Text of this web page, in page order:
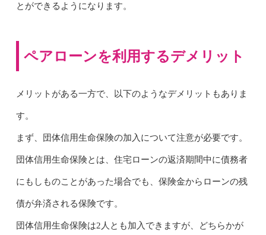
とができるようになります。
ペアローンを利用するデメリット
メリットがある一方で、以下のようなデメリットもありま
す。
まず、団体信用生命保険の加入について注意が必要です。
団体信用生命保険とは、住宅ローンの返済期間中に債務者
にもしものことがあった場合でも、保険金からローンの残
債が弁済される保険です。
団体信用生命保険は2人とも加入できますが、どちらかが